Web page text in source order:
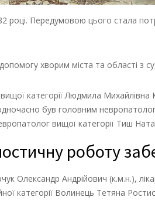
році. Передумовою цього стала
хворим міста та області з
категорії Людмила
був головним
вищої категорії Тиш
роботу
Олександр Андрійович (к.м.н.),
категорії Волинець Тетяна